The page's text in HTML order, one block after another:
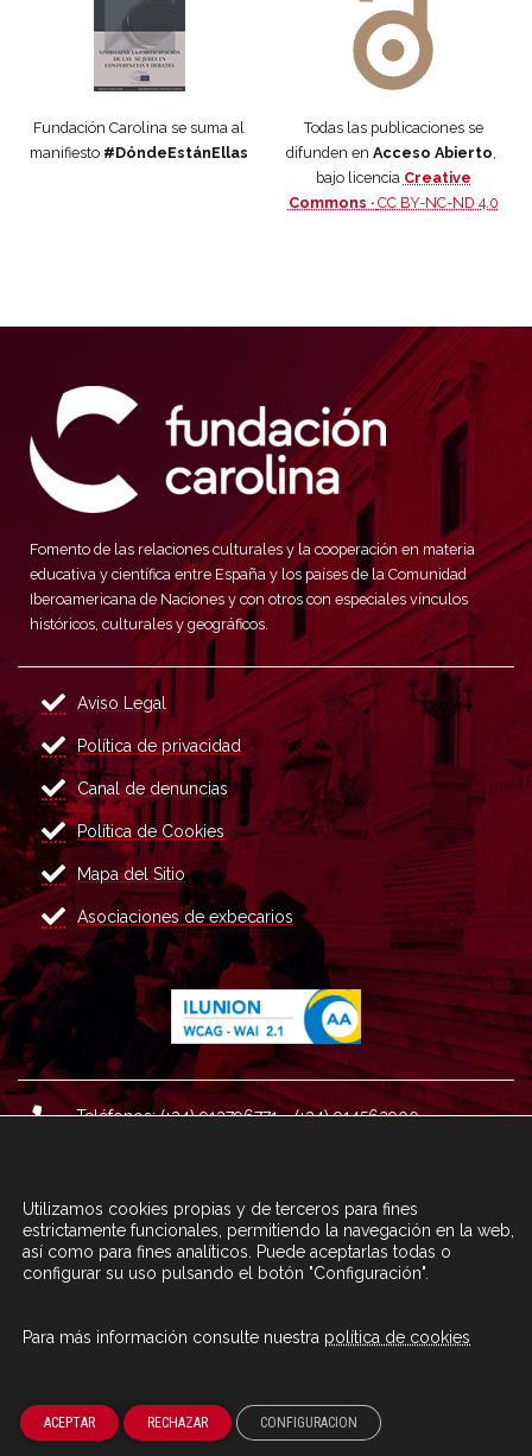
Fundación Carolina se suma al
manifiesto #DóndeEstánEllas
Todas las publicaciones se
difunden en Acceso Abierto
bajo licencia Creative
Commons · CC BY-NC-ND 4.0
Fomento de las relaciones culturales y la cooperación en materia
educativa y científica entre España y los países de la Comunidad
Iberoamericana de Naciones y con otros con especiales vínculos
históricos, culturales y geográficos.
Aviso Legal
Política de privacidad
Canal de denuncias
Política de Cookies
Mapa del Sitio
Asociaciones de exbecarios
Teléfonos: (+34) 913796771 - (+34) 914562900
Correo : informacion@fundacioncarolina.es
CONTACTA CON FCA TRAVÉS DEL
Utilizamos cookies propias y de terceros para fines
estrictamente funcionales, permitiendo la navegación en la web,
así como para fines analíticos. Puede aceptarlas todas o
configurar su uso pulsando el botón "Configuración".
Para más información consulte nuestra política de cookies
ACEPTAR RECHAZAR CONFIGURACION